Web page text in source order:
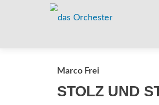
Marco Frei
STOLZ UND